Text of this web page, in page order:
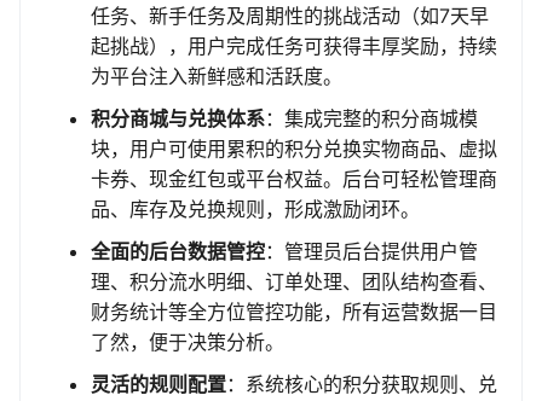
任务、新手任务及周期性的挑战活动（如7天早
起挑战），用户完成任务可获得丰厚奖励，持续
为平台注入新鲜感和活跃度。
积分商城与兑换体系：集成完整的积分商城模
块，用户可使用累积的积分兑换实物商品、虚拟
卡券、现金红包或平台权益。后台可轻松管理商
品、库存及兑换规则，形成激励闭环。
全面的后台数据管控：管理员后台提供用户管
理、积分流水明细、订单处理、团队结构查看、
财务统计等全方位管控功能，所有运营数据一目
了然，便于决策分析。
灵活的规则配置：系统核心的积分获取规则、兑